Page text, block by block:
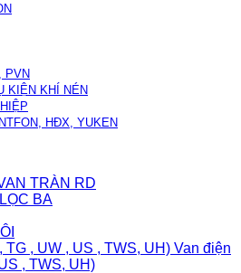
PVN
KIỆN KHÍ NÉN
HĐX, YUKEN
TRÀN RD
BA
Van điện
, TWS, UH)